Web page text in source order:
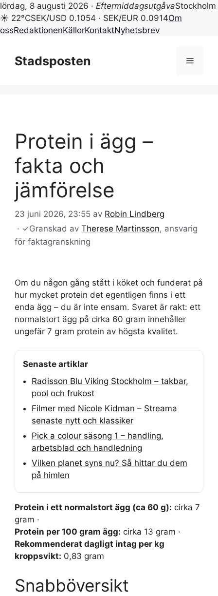
lördag, 8 augusti 2026 · EftermiddagsutgåvaStockholm
☀ 22°CSEK/USD 0.1054 · SEK/EUR 0.0914Om
ossRedaktionenKällorKontaktNyhetsbrev
innehållStadsposten Meny
Protein i ägg –
fakta och
jämförelse
23 juni 2026, 23:55 av Robin Lindberg
· ✓Granskad av Therese Martinsson, ansvarig
för faktagranskning
Om du någon gång stått i köket och funderat på
hur mycket protein det egentligen finns i ett
enda ägg – du är inte ensam. Svaret är rakt: ett
normalstort ägg på cirka 60 gram innehåller
ungefär 7 gram protein av högsta kvalitet.
Senaste artiklar
Radisson Blu Viking Stockholm – takbar,
pool och frukost
Filmer med Nicole Kidman – Streama
senaste nytt och klassiker
Pick a colour säsong 1 – handling,
arbetsblad och handledning
Vilken planet syns nu? Så hittar du dem
på himlen
Protein i ett normalstort ägg (ca 60 g): cirka 7
gram ·
Protein per 100 gram ägg: cirka 13 gram ·
Rekommenderat dagligt intag per kg
kroppsvikt: 0,83 gram
Snabböversikt